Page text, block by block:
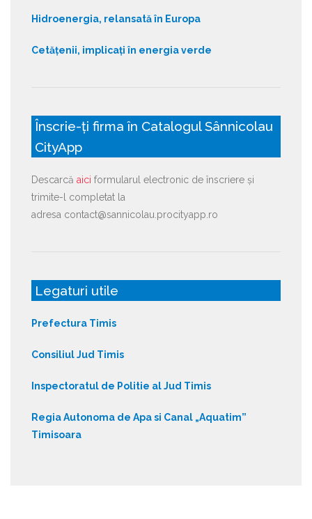
Hidroenergia, relansată în Europa
Cetățenii, implicați în energia verde
Înscrie-ți firma în Catalogul Sânnicolau
CityApp
Descarcă aici formularul electronic de înscriere și
trimite-l completat la
adresa contact@sannicolau.procityapp.ro
Legaturi utile
Prefectura Timis
Consiliul Jud Timis
Inspectoratul de Politie al Jud Timis
Regia Autonoma de Apa si Canal „Aquatim”
Timisoara